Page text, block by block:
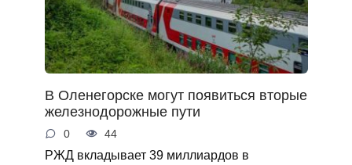
В Оленегорске могут появиться вторые
железнодорожные пути
0 44
РЖД вкладывает 39 миллиардов в